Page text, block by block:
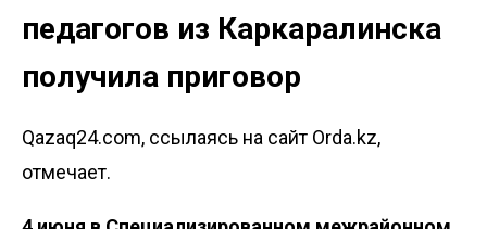
педагогов из Каркаралинска
получила приговор
Qazaq24.com, ссылаясь на сайт Orda.kz,
отмечает.